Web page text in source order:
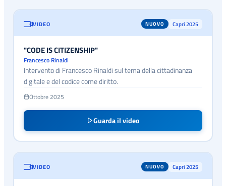
VIDEO NUOVO Capri 2025
"CODE IS CITIZENSHIP"
Francesco Rinaldi
Intervento di Francesco Rinaldi sul tema della cittadinanza
digitale e del codice come diritto.
Ottobre 2025
Guarda il video
VIDEO NUOVO Capri 2025